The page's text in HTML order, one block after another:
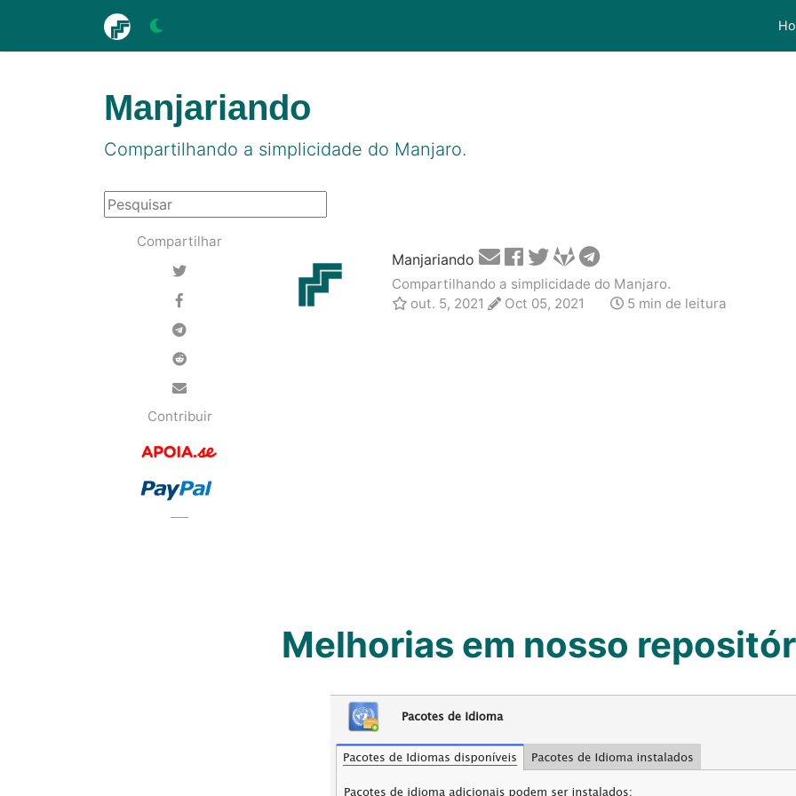
Manjariando
Compartilhando a simplicidade do Manjaro.
Compartilhar
Contribuir
Manjariando
Compartilhando a simplicidade do Manjaro.
out. 5, 2021
Oct 05, 2021 5 min de leitura
Melhorias em nosso